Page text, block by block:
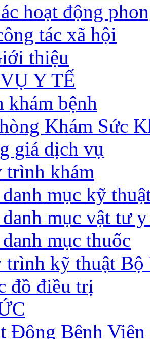
hoạt động
tác xã hội
thiệu
Y TẾ
khám bệnh
Khám Sức
giá dịch vụ
trình khám
danh mục kỹ
danh mục vật tư
mục thuốc
trình kỹ thuật Bộ
đồ điều trị
Động Bệnh Viện